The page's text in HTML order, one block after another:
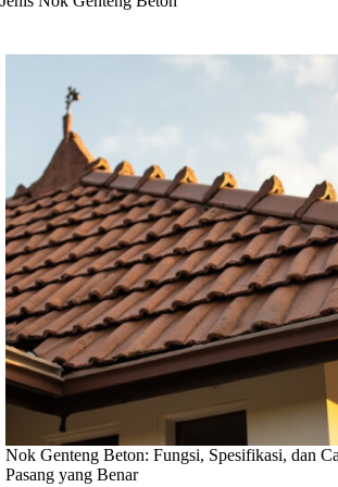
Nok Genteng Beton: Fungsi, Spesifikasi, dan
Pasang yang Benar